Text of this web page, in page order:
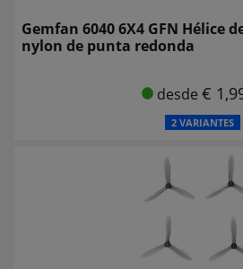
Gemfan 6040 6X4 GFN Hélice
nylon de punta redonda
desde€
2 VARIANTES